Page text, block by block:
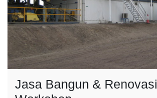
Jasa Bangun & Renovasi